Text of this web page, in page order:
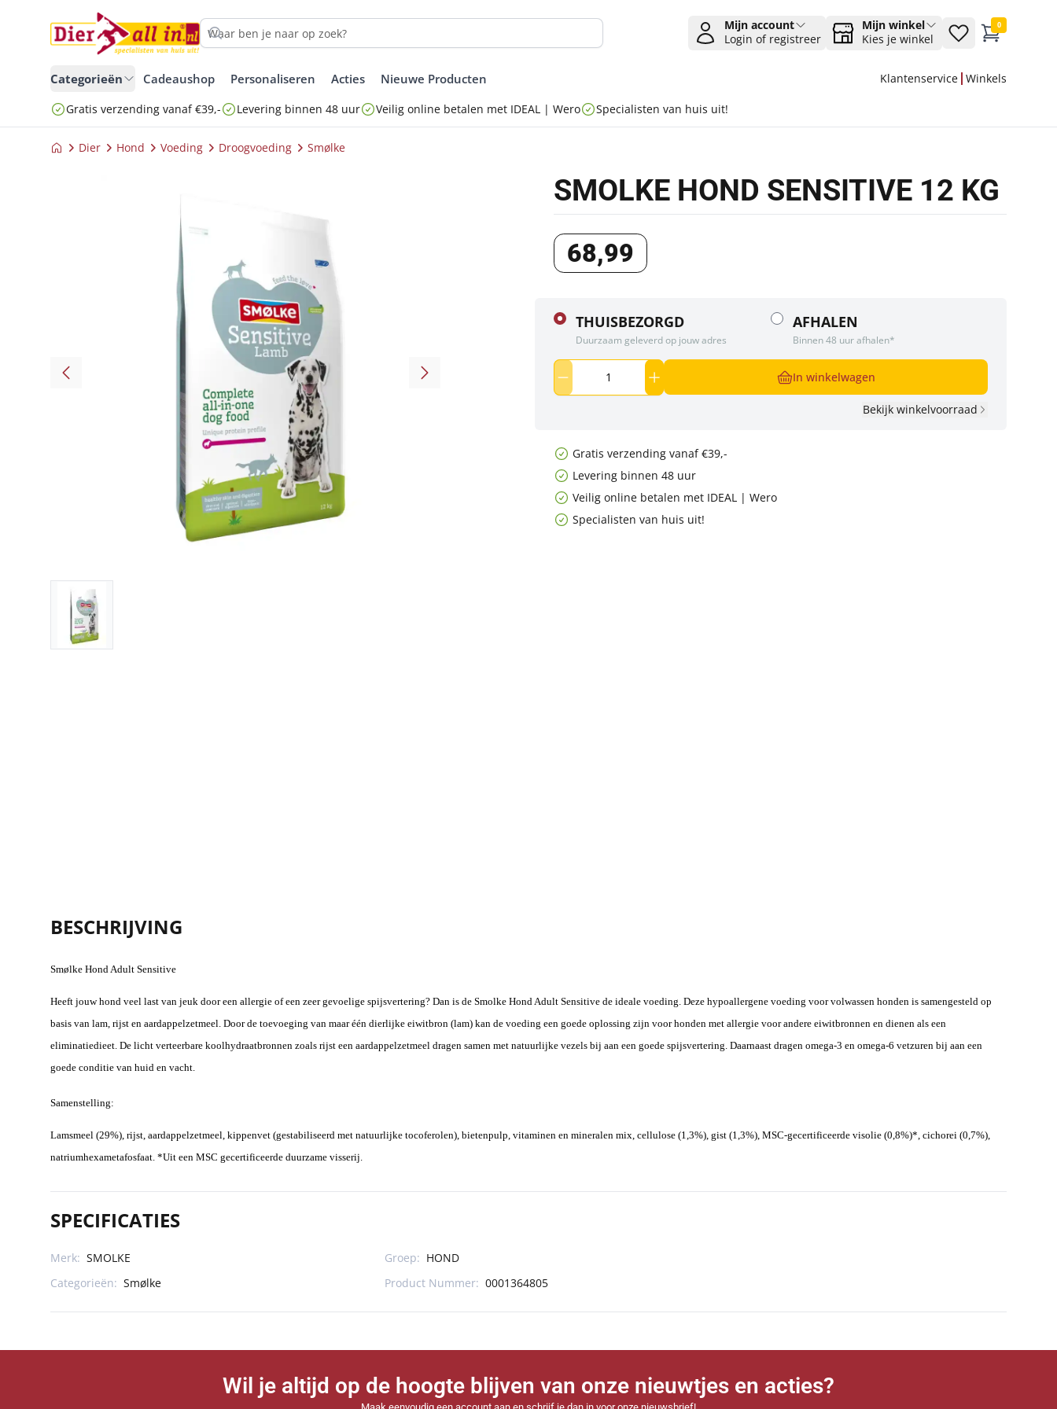
Mijn account
Login of registreer
Mijn winkel
Kies je winkel
0
Categorieën Cadeaushop Personaliseren Acties Nieuwe Producten Klantenservice Winkels
Gratis verzending vanaf €39,- Levering binnen 48 uur Veilig online betalen met IDEAL | Wero Specialisten van huis uit!
Dier Hond Voeding Droogvoeding Smølke
SMOLKE HOND SENSITIVE 12 KG
68,99
THUISBEZORGD
Duurzaam geleverd op jouw adres
AFHALEN
Binnen 48 uur afhalen*
In winkelwagen
Bekijk winkelvoorraad
Gratis verzending vanaf €39,-
Levering binnen 48 uur
Veilig online betalen met IDEAL | Wero
Specialisten van huis uit!
BESCHRIJVING
Smølke Hond Adult Sensitive
Heeft jouw hond veel last van jeuk door een allergie of een zeer gevoelige spijsvertering? Dan is de Smolke Hond Adult Sensitive de ideale voeding. Deze hypoallergene voeding voor volwassen honden is samengesteld op
basis van lam, rijst en aardappelzetmeel. Door de toevoeging van maar één dierlijke eiwitbron (lam) kan de voeding een goede oplossing zijn voor honden met allergie voor andere eiwitbronnen en dienen als een
eliminatiedieet. De licht verteerbare koolhydraatbronnen zoals rijst een aardappelzetmeel dragen samen met natuurlijke vezels bij aan een goede spijsvertering. Daarnaast dragen omega-3 en omega-6 vetzuren bij aan een
goede conditie van huid en vacht.
Samenstelling:
Lamsmeel (29%), rijst, aardappelzetmeel, kippenvet (gestabiliseerd met natuurlijke tocoferolen), bietenpulp, vitaminen en mineralen mix, cellulose (1,3%), gist (1,3%), MSC-gecertificeerde visolie (0,8%)*, cichorei (0,7%),
natriumhexametafosfaat. *Uit een MSC gecertificeerde duurzame visserij.
SPECIFICATIES
Merk: SMOLKE Groep: HOND
Categorieën: Smølke Product Nummer: 0001364805
Wil je altijd op de hoogte blijven van onze nieuwtjes en acties?